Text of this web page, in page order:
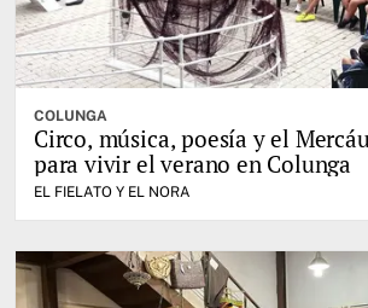
COLUNGA
Circo, música, poesía y el
para vivir el verano en Colunga
EL FIELATO Y EL NORA